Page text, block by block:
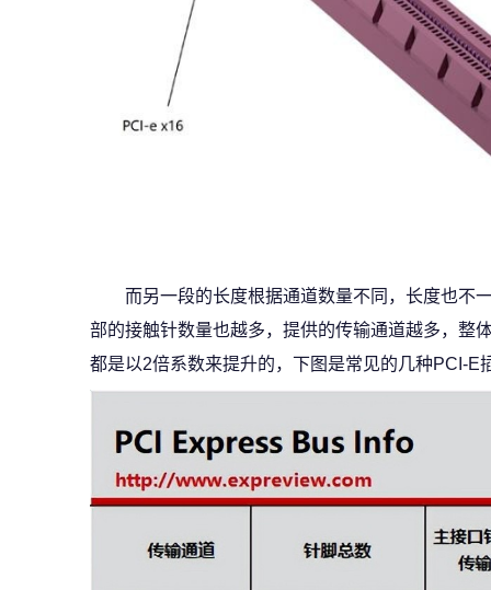
而另一段的长度根据通道数量不同，长度也不
部的接触针数量也越多，提供的传输通道越多，整
都是以2倍系数来提升的，下图是常见的几种PCI-E